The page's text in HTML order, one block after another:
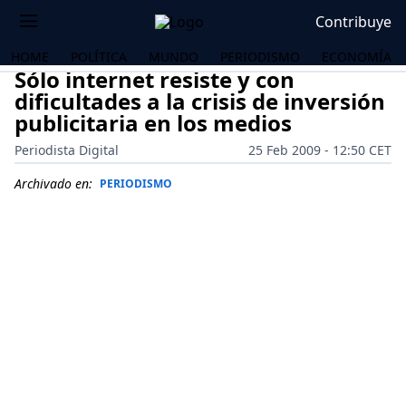
Contribuye
HOME POLÍTICA MUNDO PERIODISMO ECONOMÍA
Sólo internet resiste y con
dificultades a la crisis de inversión
publicitaria en los medios
Periodista Digital
25 Feb 2009 - 12:50 CET
Archivado en: PERIODISMO